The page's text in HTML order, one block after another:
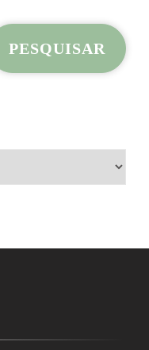
PESQUISAR